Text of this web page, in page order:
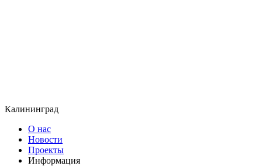
Калининград
О нас
Новости
Проекты
Информация